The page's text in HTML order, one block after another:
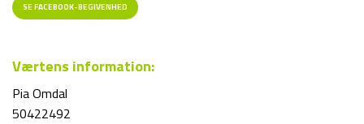
SE FACEBOOK-BEGIVENHED
Værtens information:
Pia Omdal
50422492